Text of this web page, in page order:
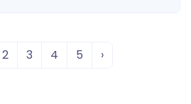
2 3 4 5 ›